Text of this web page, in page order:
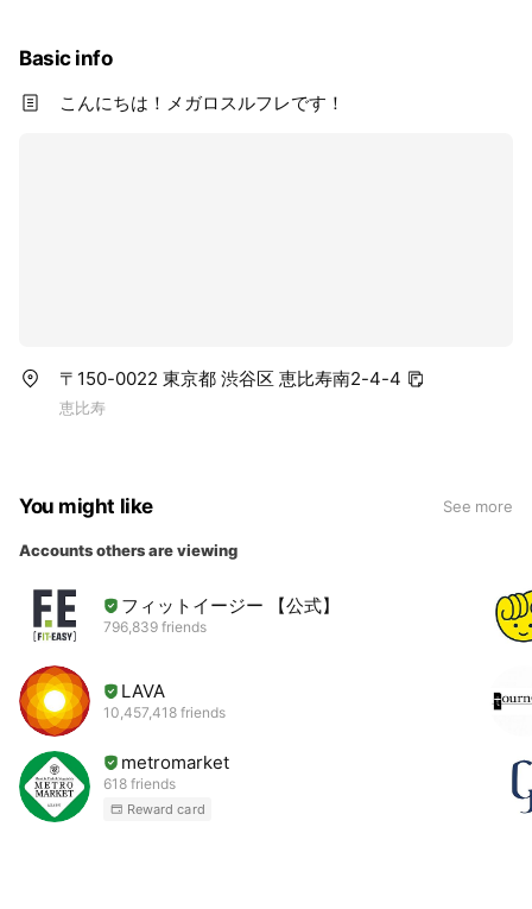
Basic info
こんにちは！メガロスルフレです！
〒150-0022 東京都 渋谷区 恵比寿南2-4-4
恵比寿
You might like See more
Accounts others are viewing
フィットイージー 【公式】
796,839 friends
LAVA
10,457,418 friends
metromarket
618 friends
Reward card